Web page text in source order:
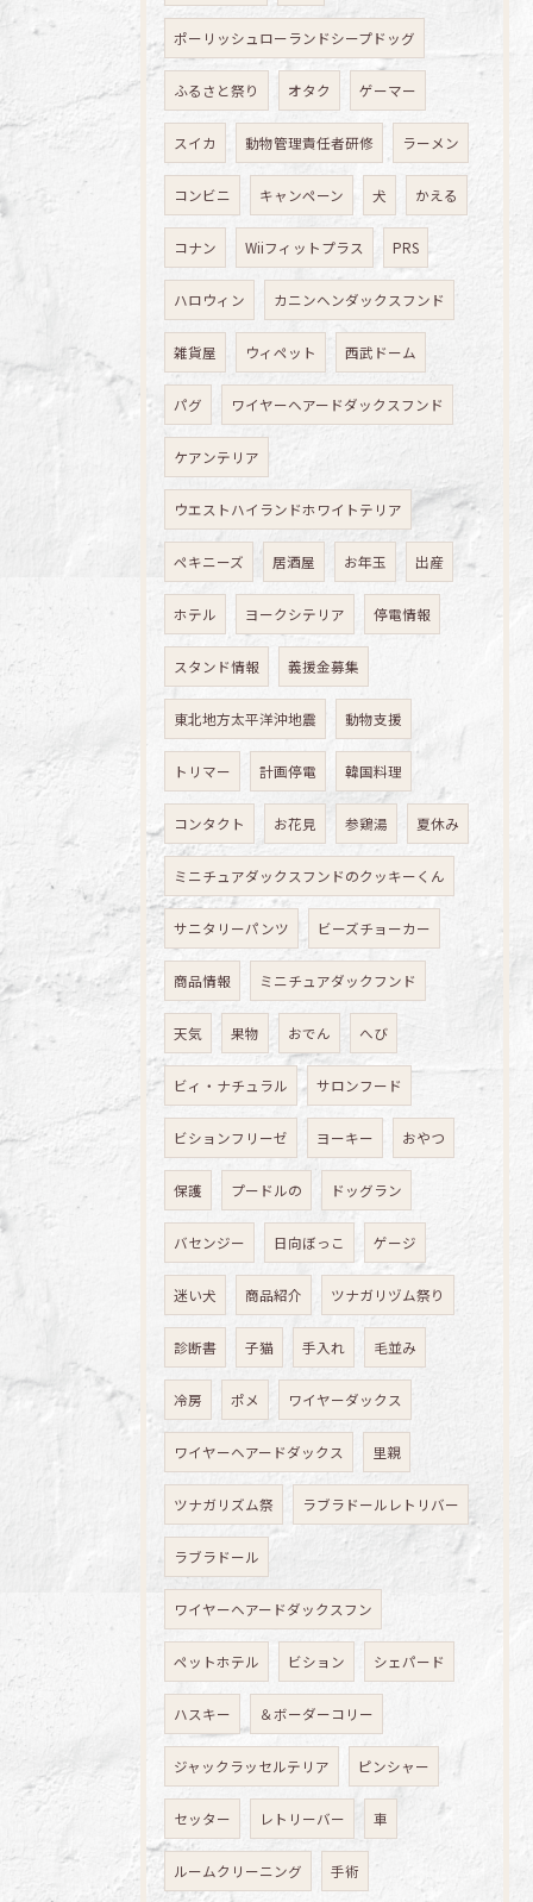
ポーリッシュローランドシープドッグ
ふるさと祭り オタク ゲーマー
スイカ 動物管理責任者研修 ラーメン
コンビニ キャンペーン 犬 かえる
コナン Wiiフィットプラス PRS
ハロウィン カニンヘンダックスフンド
雑貨屋 ウィペット 西武ドーム
パグ ワイヤーヘアードダックスフンド
ケアンテリア
ウエストハイランドホワイトテリア
ペキニーズ 居酒屋 お年玉 出産
ホテル ヨークシテリア 停電情報
スタンド情報 義援金募集
東北地方太平洋沖地震 動物支援
トリマー 計画停電 韓国料理
コンタクト お花見 参鶏湯 夏休み
ミニチュアダックスフンドのクッキーくん
サニタリーパンツ ビーズチョーカー
商品情報 ミニチュアダックフンド
天気 果物 おでん へび
ビィ・ナチュラル サロンフード
ビションフリーゼ ヨーキー おやつ
保護 プードルの ドッグラン
バセンジー 日向ぼっこ ゲージ
迷い犬 商品紹介 ツナガリヅム祭り
診断書 子猫 手入れ 毛並み
冷房 ポメ ワイヤーダックス
ワイヤーヘアードダックス 里親
ツナガリズム祭 ラブラドールレトリバー
ラブラドール
ワイヤーヘアードダックスフン
ペットホテル ビション シェパード
ハスキー ＆ボーダーコリー
ジャックラッセルテリア ピンシャー
セッター レトリーバー 車
ルームクリーニング 手術